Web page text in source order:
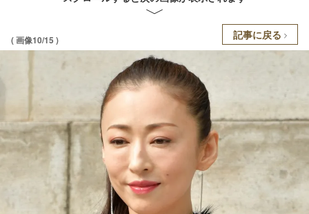
( 画像10/15 ) 記事に戻る